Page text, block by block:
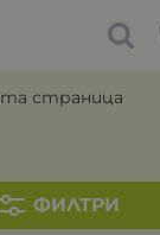
страница
ФИЛТРИ